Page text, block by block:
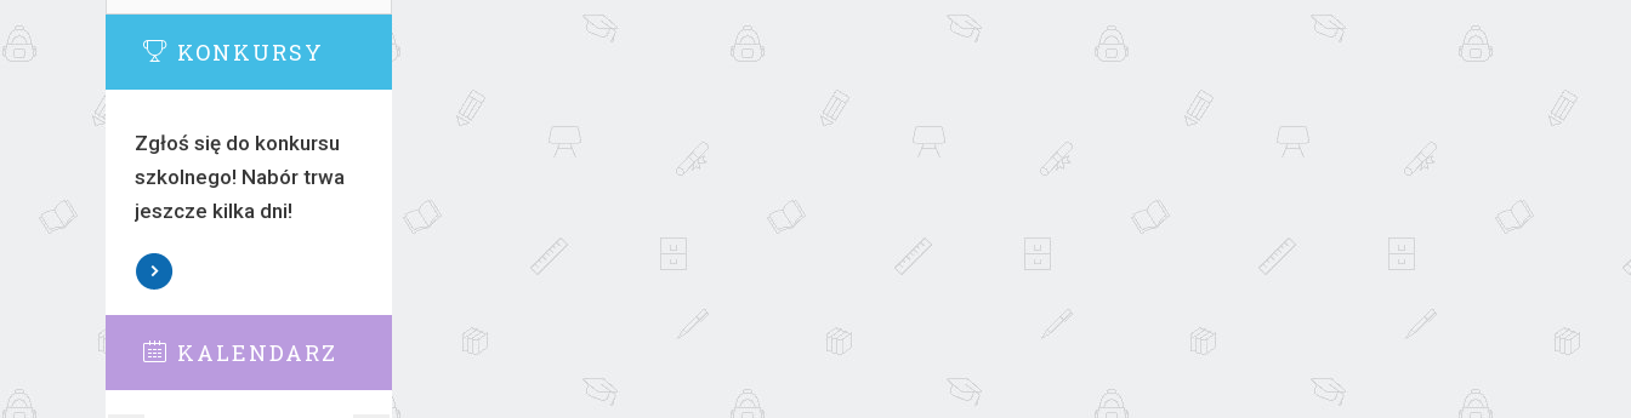
KONKURSY
Zgłoś się do konkursu
szkolnego! Nabór trwa
jeszcze kilka dni!
KALENDARZ